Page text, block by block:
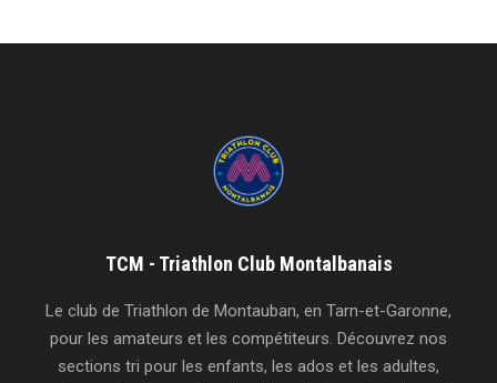
TCM - Triathlon Club Montalbanais
Le club de Triathlon de Montauban, en Tarn-et-Garonne,
pour les amateurs et les compétiteurs. Découvrez nos
sections tri pour les enfants, les ados et les adultes,